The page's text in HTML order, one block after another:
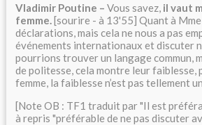
Vladimir Poutine – Vous savez, il vaut
femme.[sourire - à 13'55] Quant à
déclarations, mais cela ne nous a pas
événements internationaux et discuter
pourrions trouver un langage commun,
de politesse, cela montre leur
femme, la faiblesse n’est pas tellement
[Note OB : TF1 traduit par "Il est
à repris "préférable de ne pas discuter